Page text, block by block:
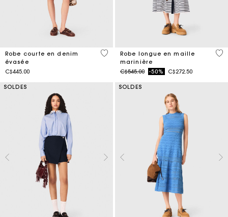
Robe courte en denim
évasée
C$445.00
3,3 out of 5 Customer Rating
Robe longue en maille
marinière
Price reduced from
C$545.00to-50% C$272.50
4,2
SOLDES SOLDES